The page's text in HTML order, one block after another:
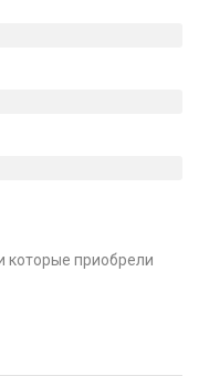
которые приобрели